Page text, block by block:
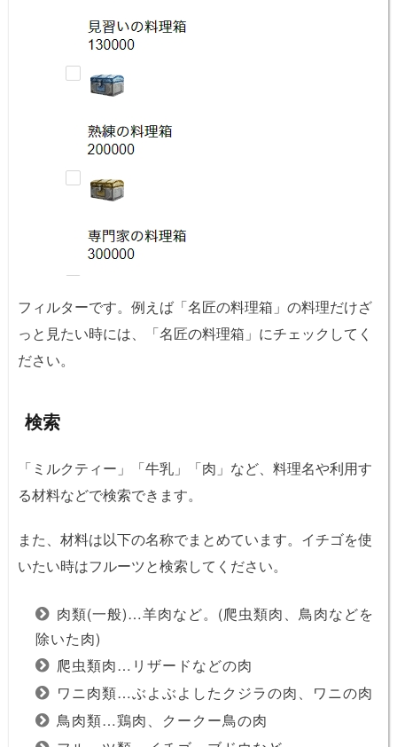
フィルターです。例えば「名匠の料理箱」の料理だけざ
っと見たい時には、「名匠の料理箱」にチェックしてく
ださい。
検索
「ミルクティー」「牛乳」「肉」など、料理名や利用す
る材料などで検索できます。
また、材料は以下の名称でまとめています。イチゴを使
いたい時はフルーツと検索してください。
肉類(一般)…羊肉など。(爬虫類肉、鳥肉などを
除いた肉)
爬虫類肉…リザードなどの肉
ワニ肉類…ぶよぶよしたクジラの肉、ワニの肉
鳥肉類…鶏肉、クークー鳥の肉